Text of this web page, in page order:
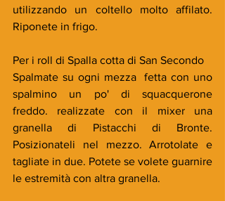
utilizzando un coltello molto affilato.
Riponete in frigo.
Per i roll di Spalla cotta di San Secondo
Spalmate su ogni mezza  fetta con uno
spalmino un po' di squacquerone
freddo. realizzate con il mixer una
granella di Pistacchi di Bronte.
Posizionateli nel mezzo. Arrotolate e
tagliate in due. Potete se volete guarnire
le estremità con altra granella.